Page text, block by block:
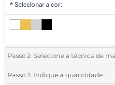
* Selecionar a cor:
Passo 2. Selecione a técnica de
*Selecione o tipo de marcação e as
Passo 3. Indique a quantidade